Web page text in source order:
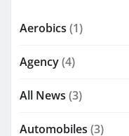
Aerobics (1)
Agency(4)
All News (3)
Automobiles (3)